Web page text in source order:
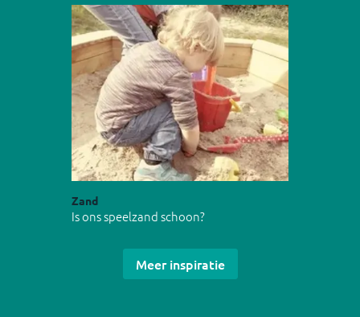
Zand
Is ons speelzand schoon?
Meer inspiratie